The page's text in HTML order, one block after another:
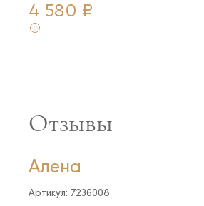
4 580 ₽
Отзывы
Алена
Артикул: 7236008